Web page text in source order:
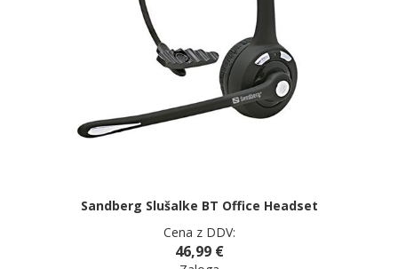
Sandberg Slušalke BT Office Headset
Cena z DDV:
46,99 €